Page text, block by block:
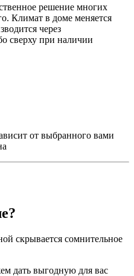
решение многих
Климат в доме меняется
через
сверху при наличии
от выбранного вами
скрывается сомнительное
дать выгодную для вас